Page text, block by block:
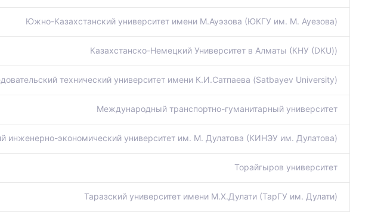
Южно-Казахстанский университет имени М.Ауэзова (ЮКГУ им. М. Ауезова)
Казахстанско-Немецкий Университет в Алматы (КНУ (DKU))
технический университет имени К.И.Сатпаева (Satbayev University)
Международный транспортно-гуманитарный университет
инженерно-экономический университет им. М. Дулатова (КИНЭУ им. Дулатова)
Торайгыров университет
Таразский университет имени М.Х.Дулати (ТарГУ им. Дулати)